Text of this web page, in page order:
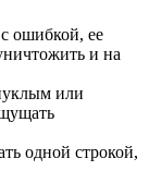
ошибкой, ее
и на
или
одной строкой,